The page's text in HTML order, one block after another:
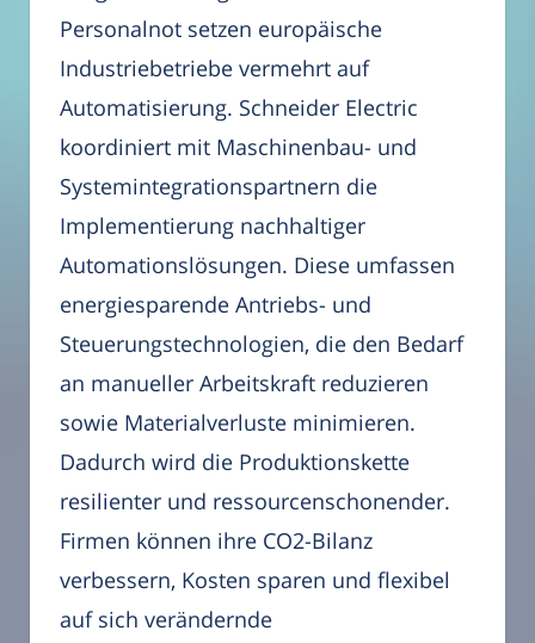
Personalnot setzen europäische
Industriebetriebe vermehrt auf
Automatisierung. Schneider Electric
koordiniert mit Maschinenbau- und
Systemintegrationspartnern die
Implementierung nachhaltiger
Automationslösungen. Diese umfassen
energiesparende Antriebs- und
Steuerungstechnologien, die den Bedarf
an manueller Arbeitskraft reduzieren
sowie Materialverluste minimieren.
Dadurch wird die Produktionskette
resilienter und ressourcenschonender.
Firmen können ihre CO2-Bilanz
verbessern, Kosten sparen und flexibel
auf sich verändernde